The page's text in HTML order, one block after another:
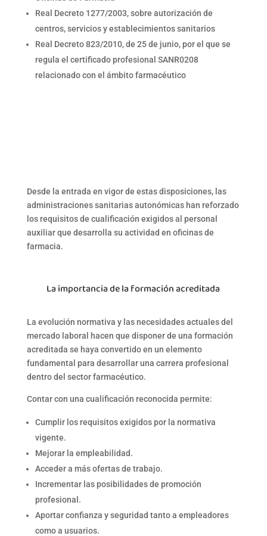
Real Decreto 1277/2003, sobre autorización de
centros, servicios y establecimientos sanitarios
Real Decreto 823/2010, de 25 de junio, por el que se
regula el certificado profesional SANR0208
relacionado con el ámbito farmacéutico
Desde la entrada en vigor de estas disposiciones, las
administraciones sanitarias autonómicas han reforzado
los requisitos de cualificación exigidos al personal
auxiliar que desarrolla su actividad en oficinas de
farmacia.
La importancia de la formación acreditada
La evolución normativa y las necesidades actuales del
mercado laboral
hacen que disponer de una formación
acreditada se haya convertido en un elemento
fundamental para desarrollar una carrera profesional
dentro del sector farmacéutico.
Contar con una cualificación reconocida permite:
Cumplir los requisitos exigidos por la normativa
vigente.
Mejorar la empleabilidad.
Acceder a más ofertas de trabajo.
Incrementar las posibilidades de promoción
profesional.
Aportar confianza y seguridad tanto a empleadores
como a usuarios.